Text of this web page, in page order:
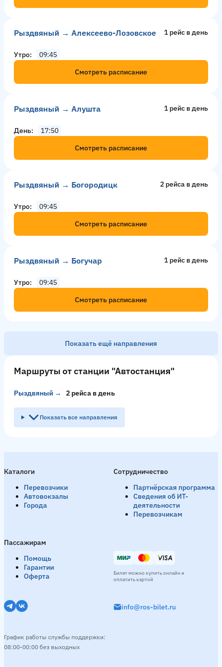
Рыздвяный → Алексеево-Лозовское 1 рейс в день
Утро
09:45
Смотреть расписание
Рыздвяный → Алушта 1 рейс в день
День
17:50
Смотреть расписание
Рыздвяный → Богородицк 2 рейсa в день
Утро
09:45
Смотреть расписание
Рыздвяный → Богучар 1 рейс в день
Утро
09:45
Смотреть расписание
Показать ещё направления
Анапа → Рыздвяный1 рейс в день
Вечер
19:10
Смотреть расписание
Смотреть расписание
1 рейс в день
Ночь
00:15
Смотреть расписание
Богучар → Рыздвяный
Смотреть расписание
Маршруты от станции "Автостанция"
Рыздвяный → Узловая2 рейсa в день
Показать все направления
Каталоги
Перевозчики
Автовокзалы
Города
Пассажирам
Помощь
Гарантии
Оферта
Сотрудничество
Партнёрская программа
Сведения об ИТ-
деятельности
Перевозчикам
info@ros-bilet.ru
График работы службы поддержки:
08:00-00:00 без выходных
Билет можно купить онлайн и
оплатить картой